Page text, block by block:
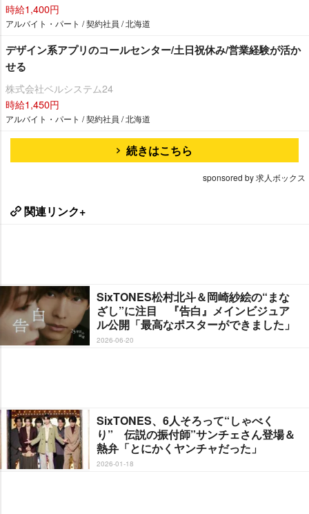
時給1,400円
アルバイト・パート / 契約社員 / 北海道
デザイン系アプリのコールセンター/土日祝休み/営業経験が活か
せる
株式会社ベルシステム24
時給1,450円
アルバイト・パート / 契約社員 / 北海道
続きはこちら
sponsored by 求人ボックス
関連リンク+
SixTONES松村北斗＆岡崎紗絵の“まな
ざし”に注目 『告白』メインビジュア
ル公開「最高なポスターができました」
2026-06-20
SixTONES、6人そろって“しゃべく
り” 伝説の振付師”サンチェさん登場＆
熱弁「とにかくヤンチャだった」
2026-01-18